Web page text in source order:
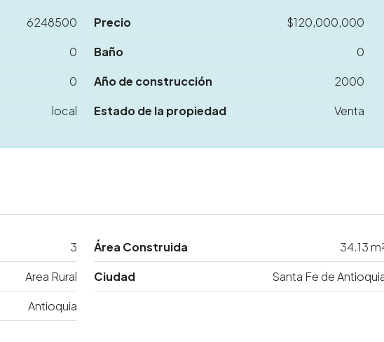
6248500 Precio
$120,000,000
0 Baño
0
0 Año de construcción
2000
local Estado de la propiedad Venta
3 Área Construida
34.13
Area Rural Ciudad
Santa Fe de
Antioquia